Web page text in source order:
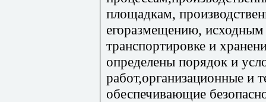
площадкам,
егоразмещению, исходным
транспортировке и
определены порядок и
работ,организационные и
обеспечивающие